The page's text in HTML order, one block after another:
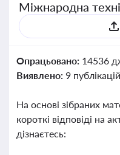
Міжнародна
Опрацьовано: 14536
Виявлено: 9
На основі зібраних
короткі відповіді на
дізнаєтесь: